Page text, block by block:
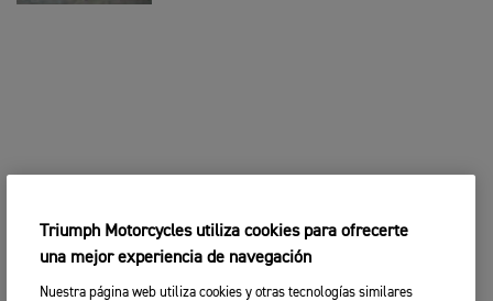
Triumph Motorcycles utiliza cookies para ofrecerte
una mejor experiencia de navegación
Nuestra página web utiliza cookies y otras tecnologías similares